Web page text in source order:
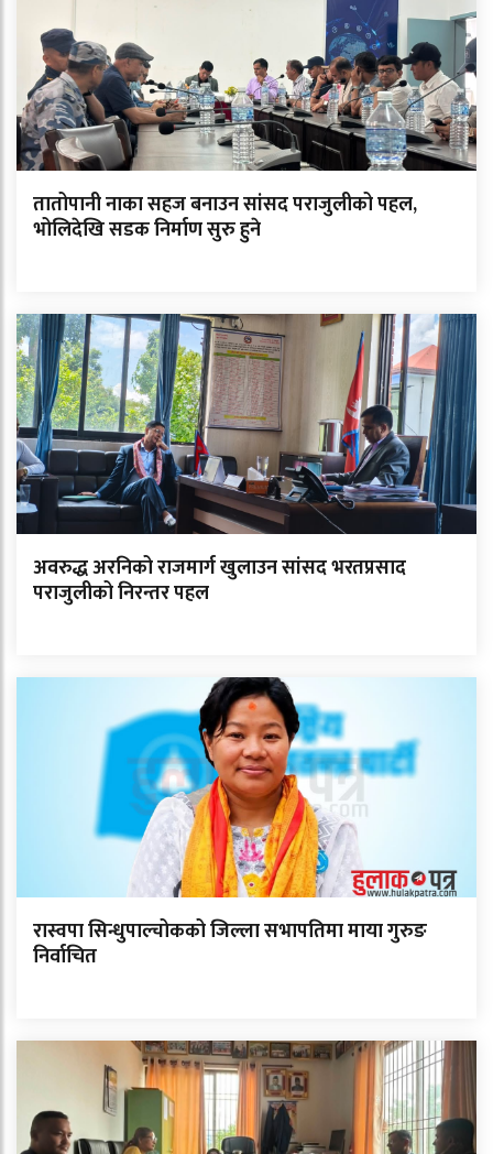
तातोपानी नाका सहज बनाउन सांसद पराजुलीको पहल,
भोलिदेखि सडक निर्माण सुरु हुने
अवरुद्ध अरनिको राजमार्ग खुलाउन सांसद भरतप्रसाद
पराजुलीको निरन्तर पहल
रास्वपा सिन्धुपाल्चोकको जिल्ला सभापतिमा माया गुरुङ
निर्वाचित